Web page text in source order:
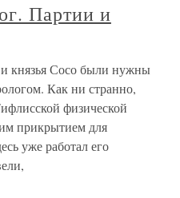
Партии и
князья Сосо были нужны
Как ни странно,
физической
прикрытием для
уже работал его